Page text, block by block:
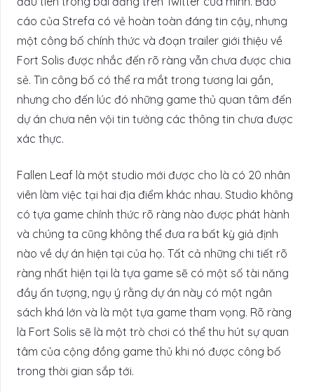
cáo của Strefa có vẻ hoàn toàn đáng tin cậy, nhưng
một công bố chính thức và đoạn trailer giới thiệu về
Fort Solis được nhắc đến rõ ràng vẫn chưa được chia
sẻ. Tin công bố có thể ra mắt trong tương lai gần,
nhưng cho đến lúc đó những game thủ quan tâm đến
dự án chưa nên vội tin tưởng các thông tin chưa được
xác thực.
Fallen Leaf là một studio mới được cho là có 20 nhân
viên làm việc tại hai địa điểm khác nhau. Studio không
có tựa game chính thức rõ ràng nào được phát hành
và chúng ta cũng không thể đưa ra bất kỳ giả định
nào về dự án hiện tại của họ. Tất cả những chi tiết rõ
ràng nhất hiện tại là tựa game sẽ có một số tài năng
đầy ấn tượng, ngụ ý rằng dự án này có một ngân
sách khá lớn và là một tựa game tham vọng. Rõ ràng
là Fort Solis sẽ là một trò chơi có thể thu hút sự quan
tâm của cộng đồng game thủ khi nó được công bố
trong thời gian sắp tới.